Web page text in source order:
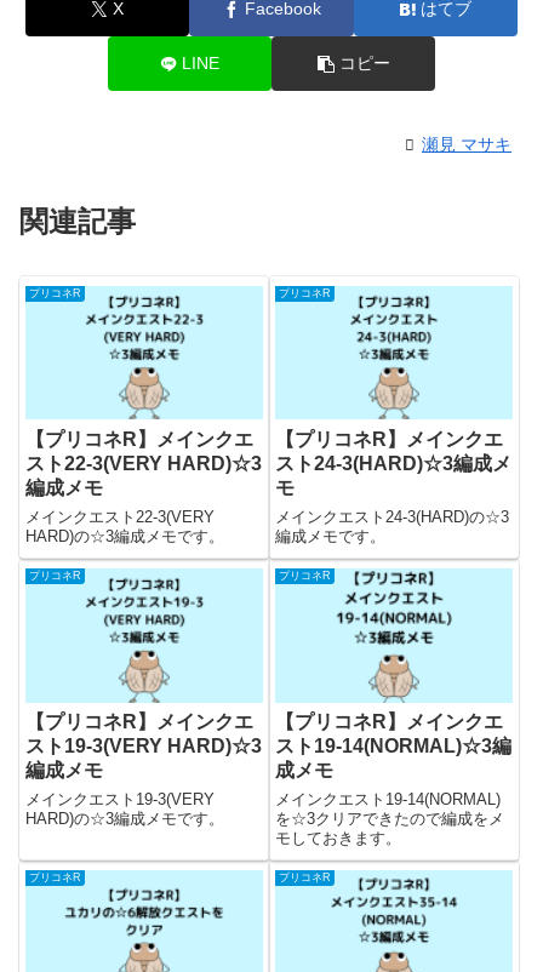
X Facebook はてブ
LINE コピー
瀬見 マサキ
関連記事
プリコネR
【プリコネR】メインクエ
スト22-3(VERY HARD)☆3
編成メモ
メインクエスト22-3(VERY
HARD)の☆3編成メモです。
プリコネR
【プリコネR】メインクエ
スト24-3(HARD)☆3編成メ
モ
メインクエスト24-3(HARD)の☆3
編成メモです。
プリコネR
【プリコネR】メインクエ
スト19-3(VERY HARD)☆3
編成メモ
メインクエスト19-3(VERY
HARD)の☆3編成メモです。
プリコネR
【プリコネR】メインクエ
スト19-14(NORMAL)☆3編
成メモ
メインクエスト19-14(NORMAL)
を☆3クリアできたので編成をメ
モしておきます。
プリコネR プリコネR